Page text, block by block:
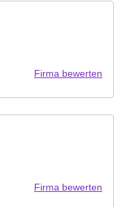
Firma bewerten
Firma bewerten